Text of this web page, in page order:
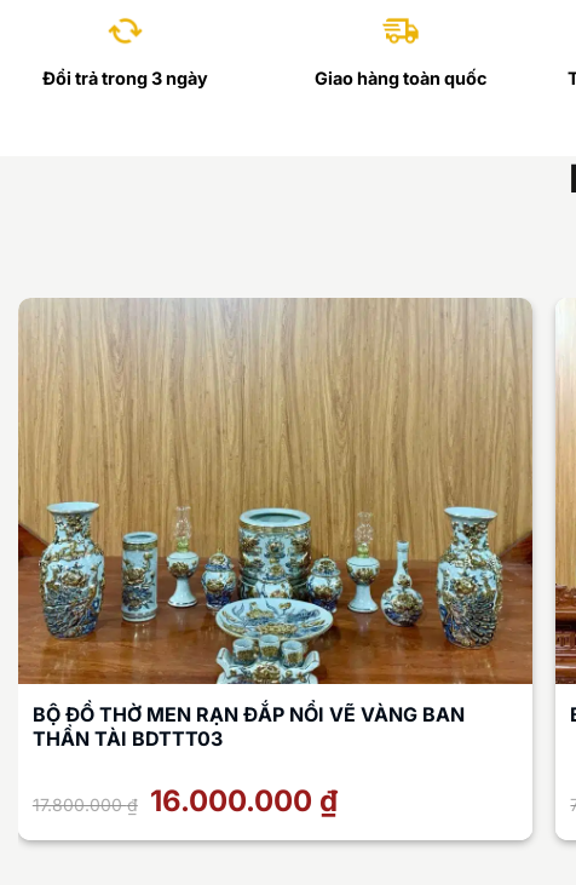
Đổi trả trong 3 ngày Giao hàng toàn quốc
BỘ ĐỒ THỜ MEN RẠN ĐẮP NỔI VẼ VÀNG BAN
THẦN TÀI BDTTT03
17.800.000₫
Giá
gốc
17.800.000 ₫.
16.000.000 ₫Giá
hiện
là: